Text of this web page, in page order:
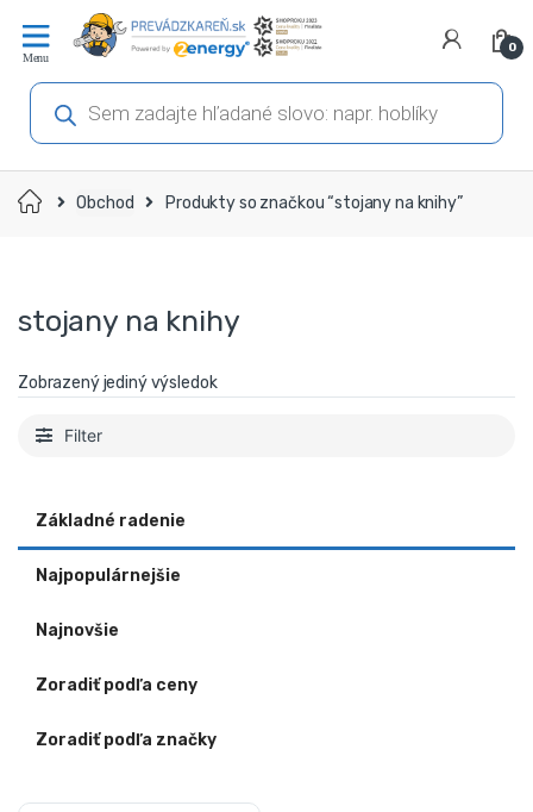
navigáciu
obsah
0
Products
search
Domov Obchod Produkty so značkou “stojany na knihy”
stojany na knihy
Zobrazený jediný výsledok
Filter
Základné radenie
Najpopulárnejšie
Najnovšie
Zoradiť podľa ceny
Zoradiť podľa značky